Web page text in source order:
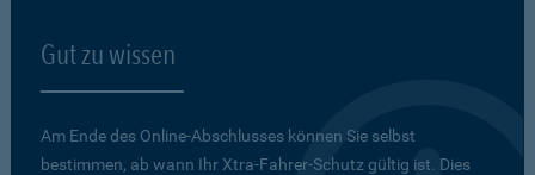
Gut zu wissen
Am Ende des Online-Abschlusses können Sie selbst
bestimmen, ab wann Ihr Xtra-Fahrer-Schutz gültig ist. Dies